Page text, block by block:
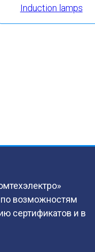
Induction lamps
возможностям
сертификатов и в